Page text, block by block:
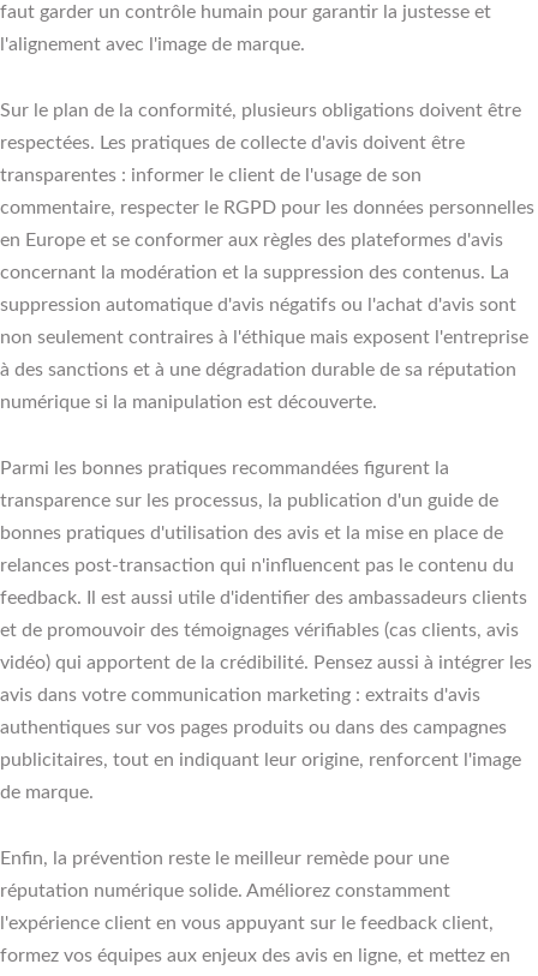
faut garder un contrôle humain pour garantir la justesse et
l'alignement avec l'image de marque.
Sur le plan de la conformité, plusieurs obligations doivent être
respectées. Les pratiques de collecte d'avis doivent être
transparentes : informer le client de l'usage de son
commentaire, respecter le RGPD pour les données personnelles
en Europe et se conformer aux règles des plateformes d'avis
concernant la modération et la suppression des contenus. La
suppression automatique d'avis négatifs ou l'achat d'avis sont
non seulement contraires à l'éthique mais exposent l'entreprise
à des sanctions et à une dégradation durable de sa réputation
numérique si la manipulation est découverte.
Parmi les bonnes pratiques recommandées figurent la
transparence sur les processus, la publication d'un guide de
bonnes pratiques d'utilisation des avis et la mise en place de
relances post-transaction qui n'influencent pas le contenu du
feedback. Il est aussi utile d'identifier des ambassadeurs clients
et de promouvoir des témoignages vérifiables (cas clients, avis
vidéo) qui apportent de la crédibilité. Pensez aussi à intégrer les
avis dans votre communication marketing : extraits d'avis
authentiques sur vos pages produits ou dans des campagnes
publicitaires, tout en indiquant leur origine, renforcent l'image
de marque.
Enfin, la prévention reste le meilleur remède pour une
réputation numérique solide. Améliorez constamment
l'expérience client en vous appuyant sur le feedback client,
formez vos équipes aux enjeux des avis en ligne, et mettez en